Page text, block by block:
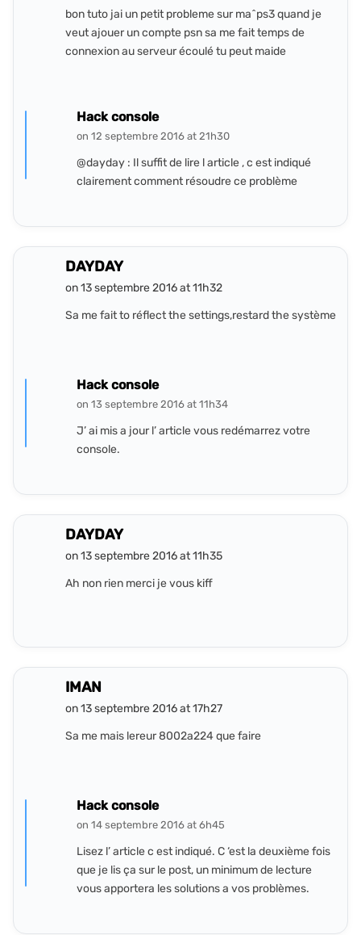
bon tuto jai un petit probleme sur ma^ps3 quand je
veut ajouer un compte psn sa me fait temps de
connexion au serveur écoulé tu peut maide
Hack console
on 12 septembre 2016 at 21h30
@dayday : Il suffit de lire l article , c est indiqué
clairement comment résoudre ce problème
DAYDAY
on 13 septembre 2016 at 11h32
Sa me fait to réflect the settings,restard the système
Hack console
on 13 septembre 2016 at 11h34
J’ ai mis a jour l’ article vous redémarrez votre
console.
DAYDAY
on 13 septembre 2016 at 11h35
Ah non rien merci je vous kiff
IMAN
on 13 septembre 2016 at 17h27
Sa me mais lereur 8002a224 que faire
Hack console
on 14 septembre 2016 at 6h45
Lisez l’ article c est indiqué. C ‘est la deuxième fois
que je lis ça sur le post, un minimum de lecture
vous apportera les solutions a vos problèmes.